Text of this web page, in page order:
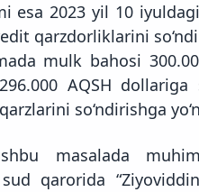
esa 2023 yil 10
qarzdorliklarini
mulk bahosi
AQSH
qarzlarini so‘ndirishga
masalada
qarorida